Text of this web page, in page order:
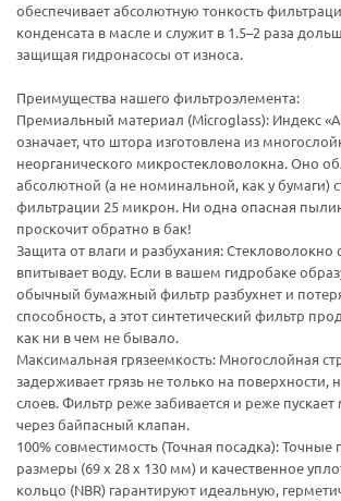
обеспечивает абсолютную тонкость
конденсата в масле и служит в 1.5–2 раза
защищая гидронасосы от износа.
Преимущества нашего фильтроэлемента:
Премиальный материал (Microglass): Индекс
означает, что штора изготовлена из
неорганического микростекловолокна. Оно
абсолютной (а не номинальной, как у бумаги)
фильтрации 25 микрон. Ни одна опасная
проскочит обратно в бак!
Защита от влаги и разбухания:
впитывает воду. Если в вашем гидробаке
обычный бумажный фильтр разбухнет и
способность, а этот синтетический фильтр
как ни в чем не бывало.
Максимальная грязеемкость: Многослойная
задерживает грязь не только на поверхности,
слоев. Фильтр реже забивается и реже
через байпасный клапан.
100% совместимость (Точная посадка):
размеры (69 х 28 х 130 мм) и качественное
кольцо (NBR) гарантируют идеальную,